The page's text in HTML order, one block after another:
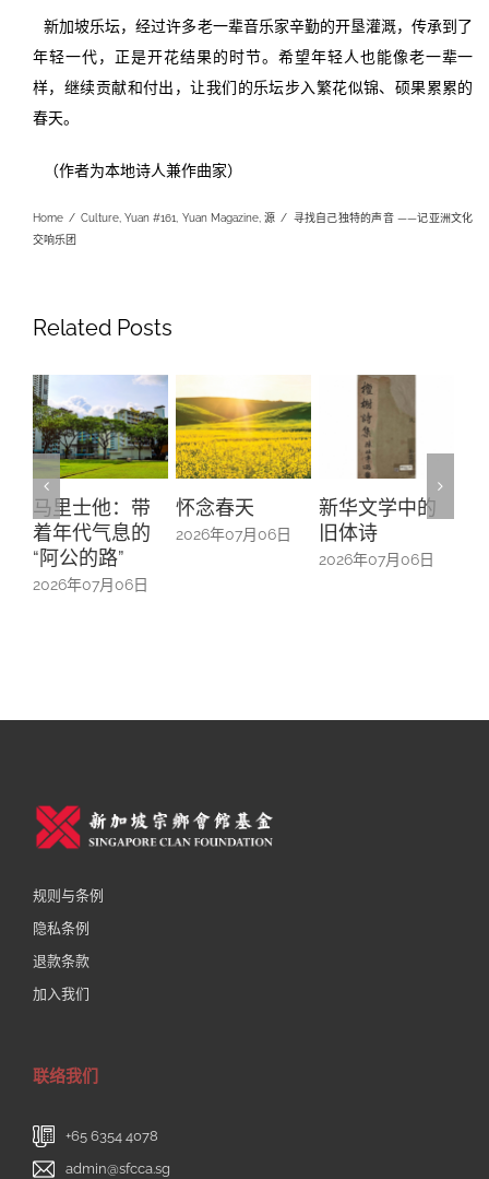
新加坡乐坛，经过许多老一辈音乐家辛勤的开垦灌溉，传承到了
年轻一代，正是开花结果的时节。希望年轻人也能像老一辈一
样，继续贡献和付出，让我们的乐坛步入繁花似锦、硕果累累的
春天。
（作者为本地诗人兼作曲家）
Home / Culture,Yuan #161 Yuan Magazine,源 / 寻找自己独特的声音 ——记亚洲文化
交响乐团
Related Posts
怀念春天
2026年07月06日
新华文学中的
旧体诗
螺钿留芳：碧
山亭贺仪镜框
中的百业记忆
规则与条例
隐私条例
退款条款
加入我们
联络我们
+65 6354 4078
admin@sfcca.sg